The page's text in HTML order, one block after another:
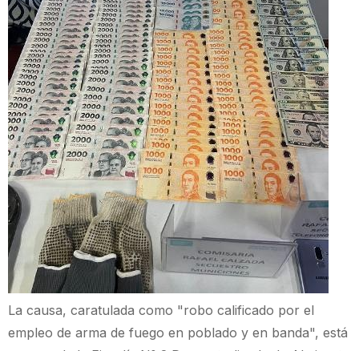
La causa, caratulada como "robo calificado por el
empleo de arma de fuego en poblado y en banda", está